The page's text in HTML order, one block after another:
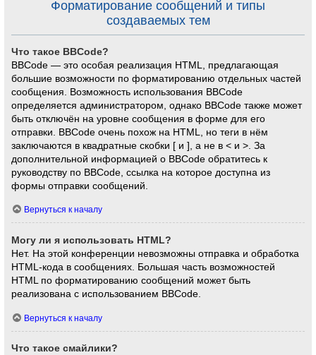
Форматирование сообщений и типы
создаваемых тем
Что такое BBCode?
BBCode — это особая реализация HTML, предлагающая
большие возможности по форматированию отдельных частей
сообщения. Возможность использования BBCode
определяется администратором, однако BBCode также может
быть отключён на уровне сообщения в форме для его
отправки. BBCode очень похож на HTML, но теги в нём
заключаются в квадратные скобки [ и ], а не в < и >. За
дополнительной информацией о BBCode обратитесь к
руководству по BBCode, ссылка на которое доступна из
формы отправки сообщений.
Вернуться к началу
Могу ли я использовать HTML?
Нет. На этой конференции невозможны отправка и обработка
HTML-кода в сообщениях. Большая часть возможностей
HTML по форматированию сообщений может быть
реализована с использованием BBCode.
Вернуться к началу
Что такое смайлики?